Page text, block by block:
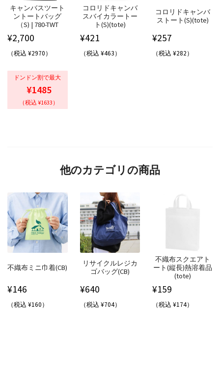
キャンバスツート
ントートバッグ
（S) | 780-TWT
¥2,700
（税込 ¥2970）
ドンドン割で最大
¥1485
（税込 ¥1633）
コロリドキャンバ
スバイカラートー
ト(S)(tote)
¥421
（税込 ¥463）
コロリドキャンバ
ストート(S)(tote)
¥257
（税込 ¥282）
他のカテゴリの商品
不織布ミニ巾着(CB)
¥146
（税込 ¥160）
リサイクルレジカ
ゴバッグ(CB)
¥640
（税込 ¥704）
不織布スクエアト
ート(縦長)熱溶着品
(tote)
¥159
（税込 ¥174）